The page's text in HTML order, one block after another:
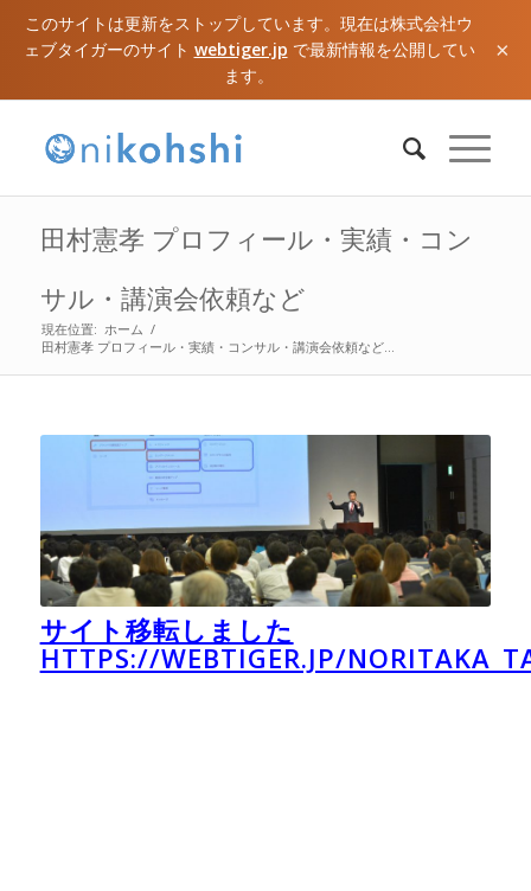
このサイトは更新をストップしています。現在は株式会社ウ
ェブタイガーのサイト webtiger.jp で最新情報を公開してい
ます。
×
田村憲孝 プロフィール・実績・コン
サル・講演会依頼など
現在位置: ホーム /
田村憲孝 プロフィール・実績・コンサル・講演会依頼など...
サイト移転しました
HTTPS://WEBTIGER.JP/